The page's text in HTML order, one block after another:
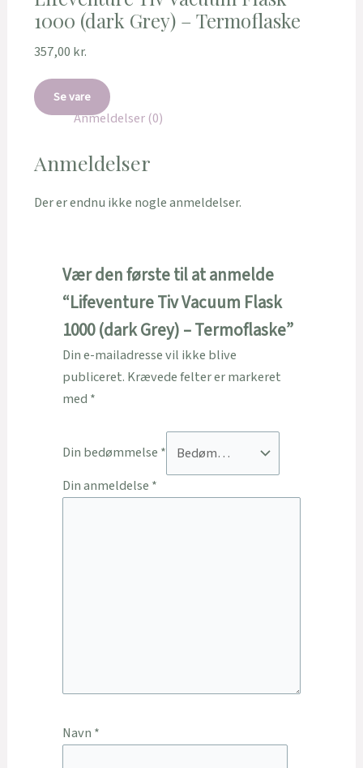
1000 (dark Grey) – Termoflaske
357,00 kr.
Se vare
Anmeldelser (0)
Anmeldelser
Der er endnu ikke nogle anmeldelser.
Vær den første til at anmelde
“Lifeventure Tiv Vacuum Flask
1000 (dark Grey) – Termoflaske”
Din e-mailadresse vil ikke blive
publiceret. Krævede felter er markeret
med *
Din bedømmelse *
Din anmeldelse *
Navn *